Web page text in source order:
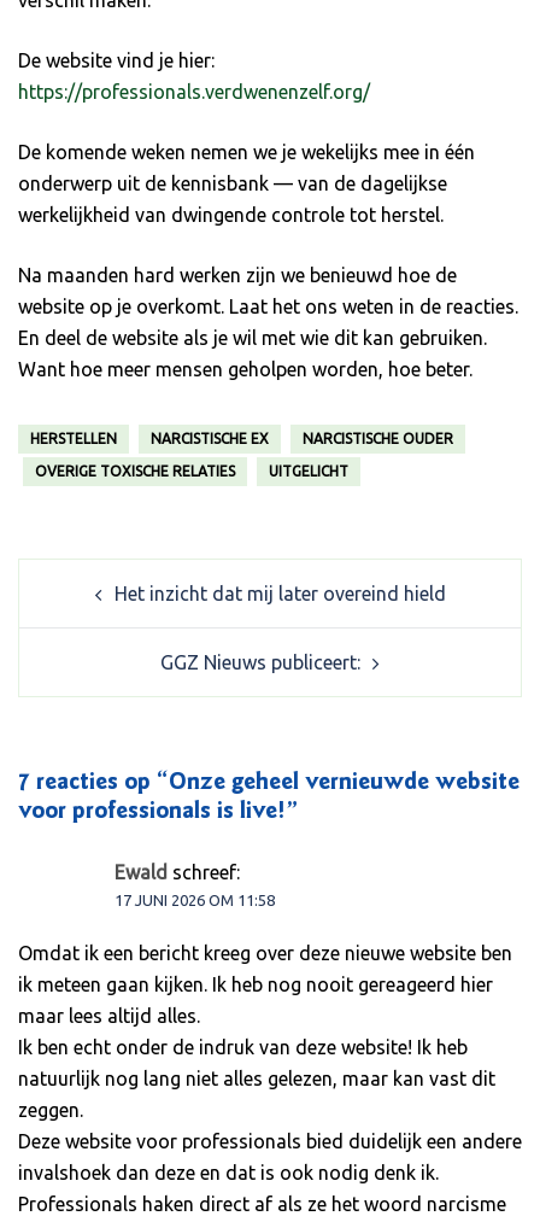
De website vind je hier:
https://professionals.verdwenenzelf.org/
De komende weken nemen we je wekelijks mee in één
onderwerp uit de kennisbank — van de dagelijkse
werkelijkheid van dwingende controle tot herstel.
Na maanden hard werken zijn we benieuwd hoe de
website op je overkomt. Laat het ons weten in de reacties.
En deel de website als je wil met wie dit kan gebruiken.
Want hoe meer mensen geholpen worden, hoe beter.
HERSTELLEN NARCISTISCHE EX NARCISTISCHE OUDER
OVERIGE TOXISCHE RELATIES UITGELICHT
navigationHet inzicht dat mij later overeind hield
GGZ Nieuws publiceert:
7 reacties op “Onze geheel vernieuwde website
voor professionals is live!”
Ewald schreef:
17 JUNI 2026 OM 11:58
Omdat ik een bericht kreeg over deze nieuwe website ben
ik meteen gaan kijken. Ik heb nog nooit gereageerd hier
maar lees altijd alles.
Ik ben echt onder de indruk van deze website! Ik heb
natuurlijk nog lang niet alles gelezen, maar kan vast dit
zeggen.
Deze website voor professionals bied duidelijk een andere
invalshoek dan deze en dat is ook nodig denk ik.
Professionals haken direct af als ze het woord narcisme